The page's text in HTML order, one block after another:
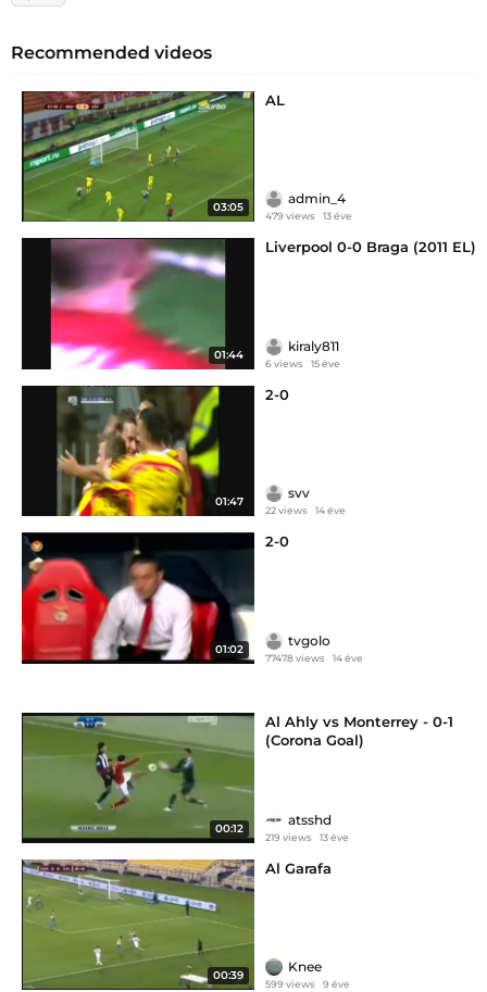
Recommended videos
03:05
AL
admin_4
479 views 13 éve
01:44
Liverpool 0-0 Braga (2011 EL)
kiraly811
6 views 15 éve
01:47
2-0
svv
22 views 14 éve
01:02
2-0
tvgolo
77478 views 14 éve
00:12
Al Ahly vs Monterrey - 0-1
(Corona Goal)
atsshd
219 views 13 éve
00:39
Al Garafa
Knee
599 views 9 éve